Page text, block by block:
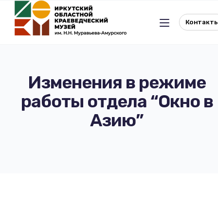
Льготное посещение музея
Изменения в режиме
работы отдела “Окно в
Азию”